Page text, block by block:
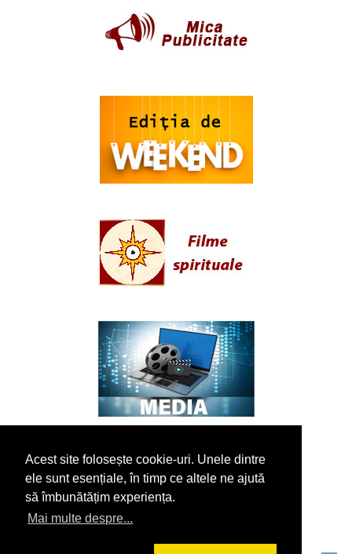
Acest site folosește cookie-uri. Unele dintre
ele sunt esențiale, în timp ce altele ne ajută
să îmbunătățim experiența.
Mai multe despre...